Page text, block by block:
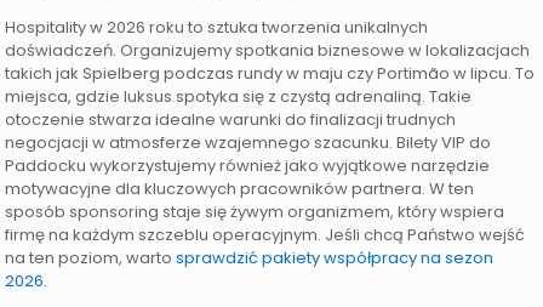
Hospitality w 2026 roku to sztuka tworzenia unikalnych
doświadczeń. Organizujemy spotkania biznesowe w lokalizacjach
takich jak Spielberg podczas rundy w maju czy Portimão w lipcu. To
miejsca, gdzie luksus spotyka się z czystą adrenaliną. Takie
otoczenie stwarza idealne warunki do finalizacji trudnych
negocjacji w atmosferze wzajemnego szacunku. Bilety VIP do
Paddocku wykorzystujemy również jako wyjątkowe narzędzie
motywacyjne dla kluczowych pracowników partnera. W ten
sposób sponsoring staje się żywym organizmem, który wspiera
firmę na każdym szczeblu operacyjnym. Jeśli chcą Państwo wejść
na ten poziom, wartosprawdzić pakiety współpracy na sezon
2026.